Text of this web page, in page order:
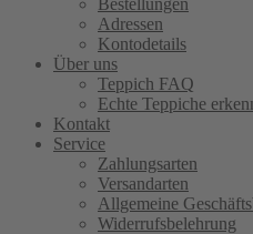
Bestellungen
Adressen
Kontodetails
Über uns
Teppich FAQ
Echte Teppiche
Kontakt
Service
Zahlungsarten
Versandarten
Allgemeine
Widerrufsbelehrung